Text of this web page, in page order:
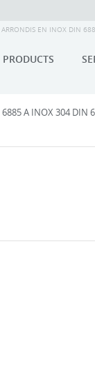
ARRONDIS EN INOX DIN
PRODUCTS
6885 A INOX 304 DIN